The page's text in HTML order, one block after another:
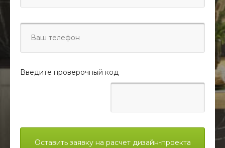
Введите проверочный код
Оставить заявку на расчет дизайн-проекта